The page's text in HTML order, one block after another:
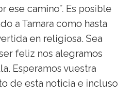
ese camino”. Es posible
a Tamara como hasta
en religiosa. Sea
feliz nos alegramos
Esperamos vuestra
de esta noticia e incluso